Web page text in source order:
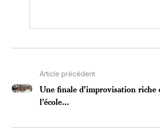
Article précédent
Une finale d’improvisation riche
l’école...